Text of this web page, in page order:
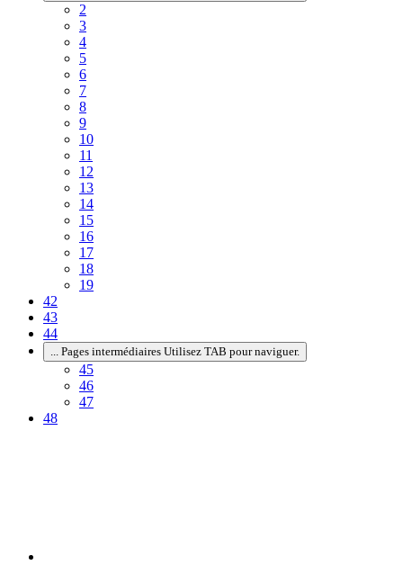
2
3
4
5
6
7
8
9
10
11
12
13
14
15
16
17
18
19
42
43
44
Pages intermédiaires Utilisez TAB pour naviguer.
45
46
47
48